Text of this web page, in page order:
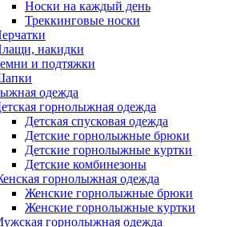
Носки на каждый день
Треккинговые носки
накидки
и подтяжки
одежда
горнолыжная одежда
Детская спусковая одежда
Детские горнолыжные брюки
Детские горнолыжные куртки
Детские комбинезоны
горнолыжная одежда
Женские горнолыжные брюки
Женские горнолыжные куртки
горнолыжная одежда